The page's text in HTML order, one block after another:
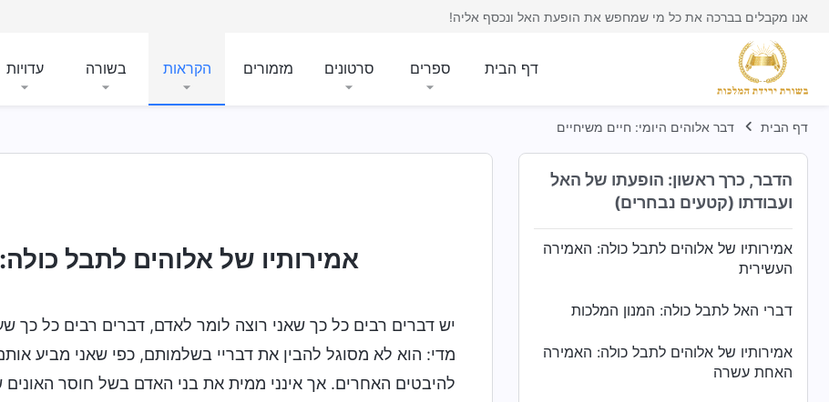
אנו מקבלים בברכה את כל מי שמחפש את הופעת האל ונכסף אליה!
דף הבית ספרים סרטונים מזמורים הקראות בשורה עדויות
דף הבית דבר אלוהים היומי: חיים משיחיים
הדבר, כרך ראשון: הופעתו של האל
ועבודתו (קטעים נבחרים)
החמישית
אמירותיו של אלוהים לתבל כולה: האמירה
השישית
אמירותיו של אלוהים לתבל כולה: האמירה
אמירותיו של אלוהים לתבל כולה: האמירה
התשיעית
אמירותיו של אלוהים לתבל כולה: האמירה
העשירית
דברי האל לתבל כולה: המנון המלכות
אמירותיו של אלוהים לתבל כולה: האמירה
האחת עשרה
אמירותיו של אלוהים לתבל
יש דברים רבים כל כך שאני רוצה לומר לאדם, דברים רבים כל כך
מדי: הוא לא מסוגל להבין את דבריי בשלמותם, כפי שאני מביע
להיבטים האחרים. אך אינני ממית את בני האדם בשל חוסר